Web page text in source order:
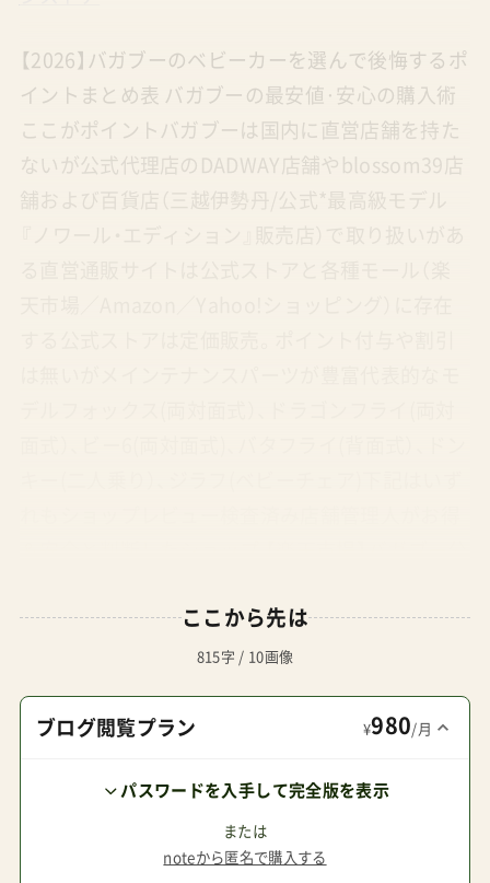
【2026】バガブーのベビーカーを選んで後悔するポ
イントまとめ表 バガブーの最安値·安心の購入術
ここがポイントバガブーは国内に直営店舗を持た
ないが公式代理店のDADWAY店舗やblossom39店
場】ナチュラルベビーNaturalBaby ショップ・オ
ブ・ザ・イヤー2023 Amazon.co.jp prime明日まで
Ergobaby日本正規総代理店Bugaboo高ポイント
ここから先は
815字 / 10画像
ブログ閲覧プラン ¥980/月
パスワードを入手して完全版を表示
または
noteから匿名で購入する